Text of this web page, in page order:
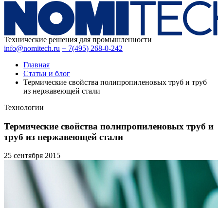
Технические решения для промышленности
info@nomitech.ru + 7(495) 268-0-242
Главная
Статьи и блог
Термические свойства полипропиленовых труб и труб
из нержавеющей стали
Технологии
Термические свойства полипропиленовых труб и
труб из нержавеющей стали
25 сентября 2015